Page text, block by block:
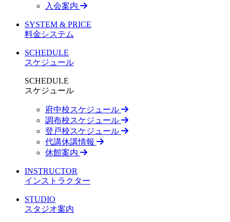
入会案内
SYSTEM & PRICE
料金システム
SCHEDULE
スケジュール
SCHEDULE
スケジュール
府中校スケジュール
調布校スケジュール
登戸校スケジュール
代講休講情報
休館案内
INSTRUCTOR
インストラクター
STUDIO
スタジオ案内